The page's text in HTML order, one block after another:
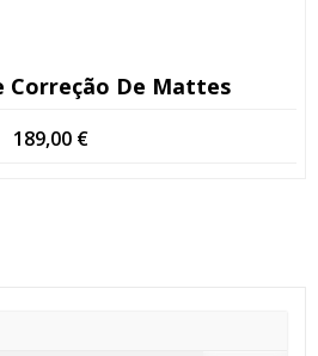
Correção De Mattes
189,00 €